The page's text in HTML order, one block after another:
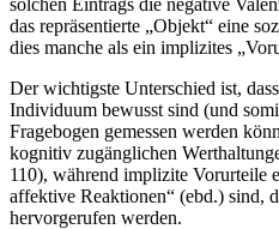
das repräsentierte „Objekt“ eine
dies manche als ein implizites
Der wichtigste Unterschied ist,
Individuum bewusst sind (und
Fragebogen gemessen werden
kognitiv zugänglichen
110), während implizite Vorurteile
affektive Reaktionen“ (ebd.) sind,
hervorgerufen werden.